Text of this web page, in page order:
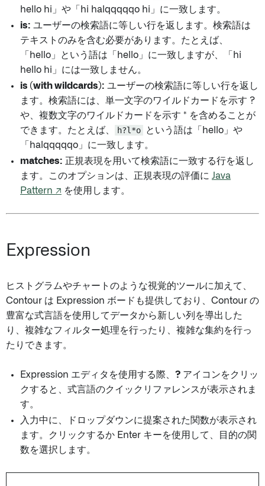
hello hi」や「hi halqqqqqo hi」に一致します。
is: ユーザーの検索語に等しい行を返します。検索語は
テキストのみを含む必要があります。たとえば、
「hello」という語は「hello」に一致しますが、「hi
hello hi」には一致しません。
is (with wildcards): ユーザーの検索語に等しい行を返し
ます。検索語には、単一文字のワイルドカードを示す ?
や、複数文字のワイルドカードを示す * を含めることが
できます。たとえば、
h?l*o
という語は「hello」や
「halqqqqqo」に一致します。
matches: 正規表現を用いて検索語に一致する行を返し
ます。このオプションは、正規表現の評価に Java
Pattern ↗ を使用します。
Expression
ヒストグラムやチャートのような視覚的ツールに加えて、
Contour は Expression ボードも提供しており、Contour の
豊富な式言語を使用してデータから新しい列を導出した
り、複雑なフィルター処理を行ったり、複雑な集約を行っ
たりできます。
Expression エディタを使用する際、 ? アイコンをクリッ
クすると、式言語のクイックリファレンスが表示されま
す。
入力中に、ドロップダウンに提案された関数が表示され
ます。クリックするか Enter キーを使用して、目的の関
数を選択します。